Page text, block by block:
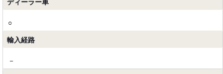
ディーラー車
○
輸入経路
－